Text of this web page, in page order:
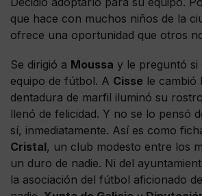
que hace con muchos niños de la
ofrece una oportunidad que otros
Se dirigió a Moussa y le preguntó si
equipo de fútbol. A Cisse le cambió
dentadura de marfil iluminó su
llenó de felicidad. Y no se lo pensó
sí, inmediatamente. Así es como
Cristal, un club modesto entre los
un duro de nadie. Ni del
la asociación del fútbol aficionado